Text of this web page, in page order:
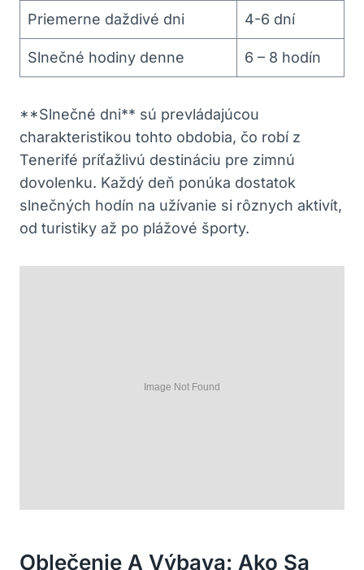
Priemerne daždivé dni 4-6 dní
Slnečné hodiny denne 6 – 8 hodín
**Slnečné dni** sú prevládajúcou
charakteristikou tohto obdobia, čo robí z
Tenerifé príťažlivú destináciu pre zimnú
dovolenku. Každý deň ponúka dostatok
slnečných hodín na užívanie si rôznych aktivít,
od turistiky až po plážové športy.
Oblečenie A Výbava: Ako Sa